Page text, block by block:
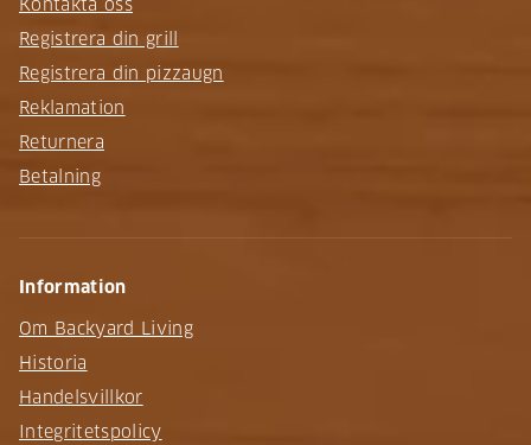
Kontakta oss
Registrera din grill
Registrera din pizzaugn
Reklamation
Returnera
Betalning
Information
Om Backyard Living
Historia
Handelsvillkor
Integritetspolicy